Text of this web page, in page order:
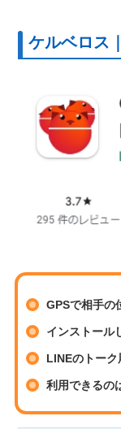
ケルベロス
GPSで相手の
インストール
LINEのトー
利用できるの